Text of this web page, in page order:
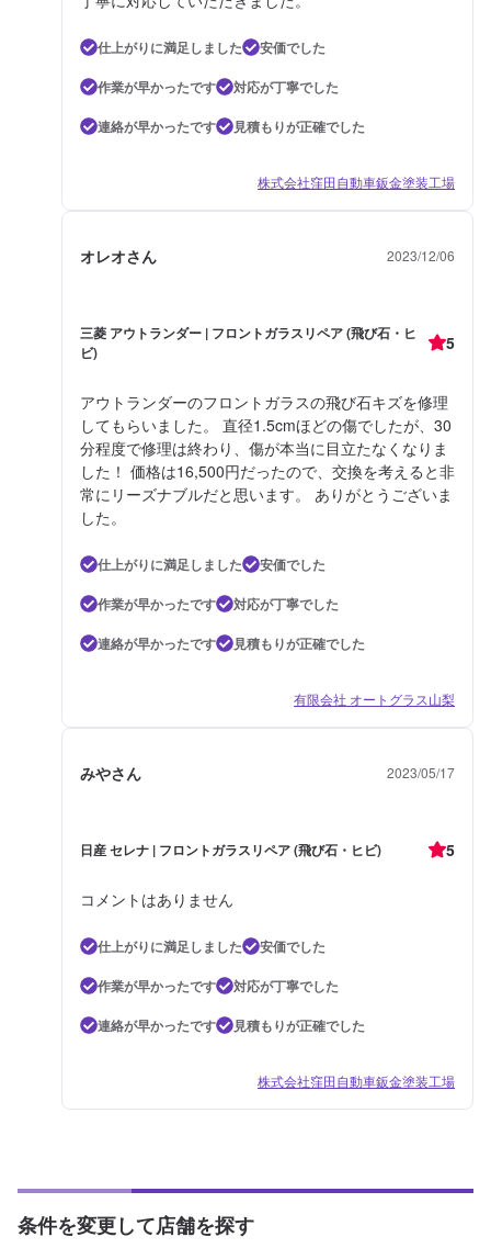
仕上がりに満足しました
安価でした
作業が早かったです
対応が丁寧でした
連絡が早かったです
見積もりが正確でした
株式会社窪田自動車鈑金塗装工場
オレオさん 2023/12/06
三菱 アウトランダー | フロントガラスリペア (飛び石・ヒ
ビ)
5
アウトランダーのフロントガラスの飛び石キズを修理
してもらいました。 直径1.5cmほどの傷でしたが、30
分程度で修理は終わり、傷が本当に目立たなくなりま
した！ 価格は16,500円だったので、交換を考えると非
常にリーズナブルだと思います。 ありがとうございま
した。
仕上がりに満足しました
安価でした
作業が早かったです
対応が丁寧でした
連絡が早かったです
見積もりが正確でした
有限会社 オートグラス山梨
みやさん 2023/05/17
日産 セレナ | フロントガラスリペア (飛び石・ヒビ) 5
コメントはありません
仕上がりに満足しました
安価でした
作業が早かったです
対応が丁寧でした
連絡が早かったです
見積もりが正確でした
株式会社窪田自動車鈑金塗装工場
条件を変更して店舗を探す